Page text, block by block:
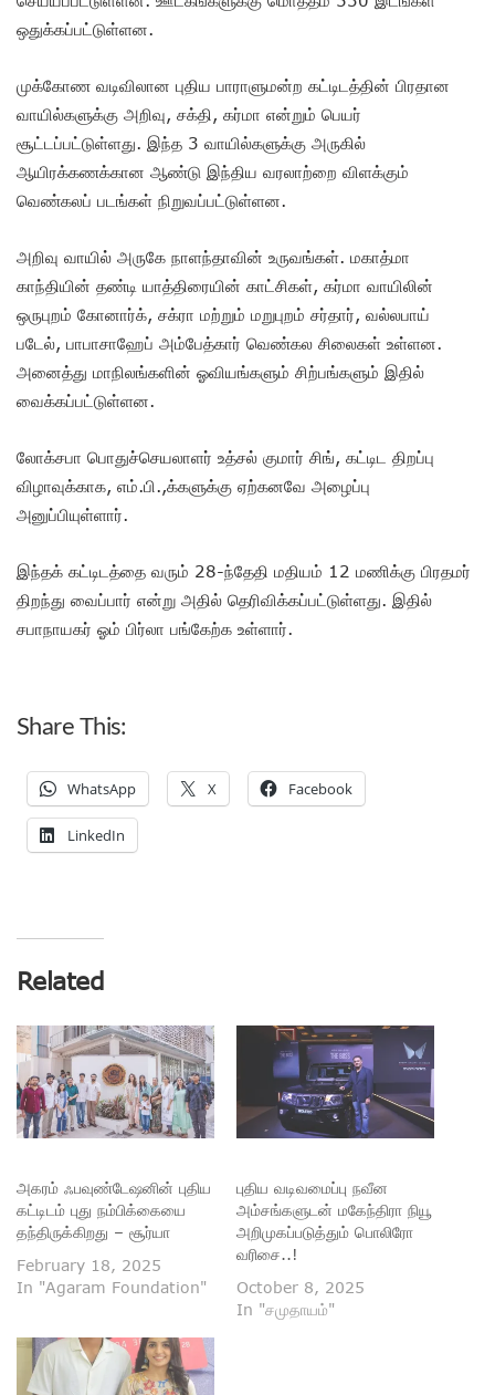
ஒதுக்கப்பட்டுள்ளன.
முக்கோண வடிவிலான புதிய பாராளுமன்ற கட்டிடத்தின் பிரதான
வாயில்களுக்கு அறிவு, சக்தி, கர்மா என்றும் பெயர்
சூட்டப்பட்டுள்ளது. இந்த 3 வாயில்களுக்கு அருகில்
ஆயிரக்கணக்கான ஆண்டு இந்திய வரலாற்றை விளக்கும்
வெண்கலப் படங்கள் நிறுவப்பட்டுள்ளன.
அறிவு வாயில் அருகே நாளந்தாவின் உருவங்கள். மகாத்மா
காந்தியின் தண்டி யாத்திரையின் காட்சிகள், கர்மா வாயிலின்
ஒருபுறம் கோனார்க், சக்ரா மற்றும் மறுபுறம் சர்தார், வல்லபாய்
படேல், பாபாசாஹேப் அம்பேத்கார் வெண்கல சிலைகள் உள்ளன.
அனைத்து மாநிலங்களின் ஓவியங்களும் சிற்பங்களும் இதில்
வைக்கப்பட்டுள்ளன.
லோக்சபா பொதுச்செயலாளர் உத்சல் குமார் சிங், கட்டிட திறப்பு
விழாவுக்காக, எம்.பி.,க்களுக்கு ஏற்கனவே அழைப்பு
அனுப்பியுள்ளார்.
இந்தக் கட்டிடத்தை வரும் 28-ந்தேதி மதியம் 12 மணிக்கு பிரதமர்
திறந்து வைப்பார் என்று அதில் தெரிவிக்கப்பட்டுள்ளது. இதில்
சபாநாயகர் ஓம் பிர்லா பங்கேற்க உள்ளார்.
Share This:
WhatsApp X Facebook
LinkedIn
Related
அகரம் ஃபவுண்டேஷனின் புதிய
கட்டிடம் புது நம்பிக்கையை
தந்திருக்கிறது – சூர்யா
February 18, 2025
In "Agaram Foundation"
புதிய வடிவமைப்பு நவீன
அம்சங்களுடன் மகேந்திரா நியூ
அறிமுகப்படுத்தும் பொலிரோ
வரிசை..!
October 8, 2025
In "சமுதாயம்"